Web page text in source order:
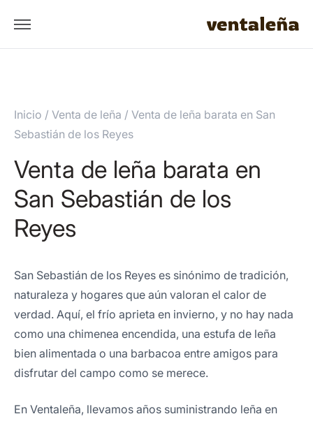
Inicio / Venta de leña / Venta de leña barata en San
Sebastián de los Reyes
Venta de leña barata en
San Sebastián de los
Reyes
San Sebastián de los Reyes es sinónimo de tradición,
naturaleza y hogares que aún valoran el calor de
verdad. Aquí, el frío aprieta en invierno, y no hay nada
como una chimenea encendida, una estufa de leña
bien alimentada o una barbacoa entre amigos para
disfrutar del campo como se merece.
En Ventaleña, llevamos años suministrando leña en